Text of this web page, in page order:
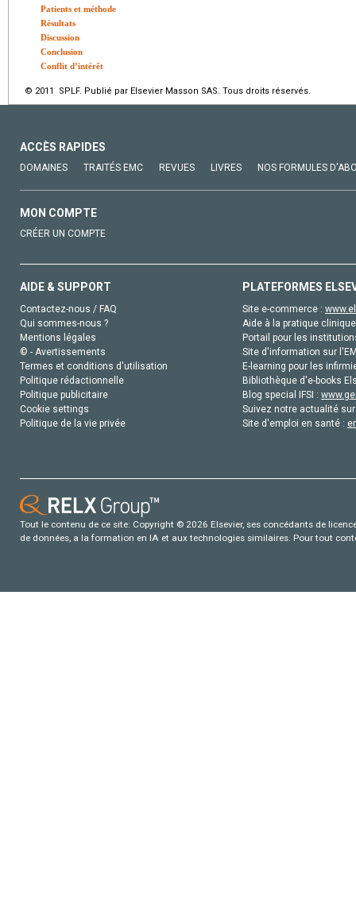
Patients et méthode
Résultats
Discussion
Conclusion
Conflit d’intérêt
© 2011 SPLF. Publié par Elsevier Masson SAS. Tous droits réservés.
ACCÈS RAPIDES
DOMAINES TRAITÉS EMC REVUES LIVRES NOS FORMULES
MON COMPTE
CRÉER UN COMPTE
AIDE & SUPPORT
Contactez-nous / FAQ
Qui sommes-nous ?
Mentions légales
© - Avertissements
Termes et conditions d'utilisation
Politique rédactionnelle
Politique publicitaire
Cookie settings
Politique de la vie privée
PLATEFORMES
Site e-commerce :
Aide à la pratique
Portail pour les
Site d'information sur
E-learning pour les
Bibliothèque d'e-books
Blog special IFSI :
Suivez notre actualité
Site d'emploi en santé :
Tout le contenu de ce site: Copyright © 2026 Elsevier, ses concédants de
de données, a la formation en IA et aux technologies similaires. Pour tout